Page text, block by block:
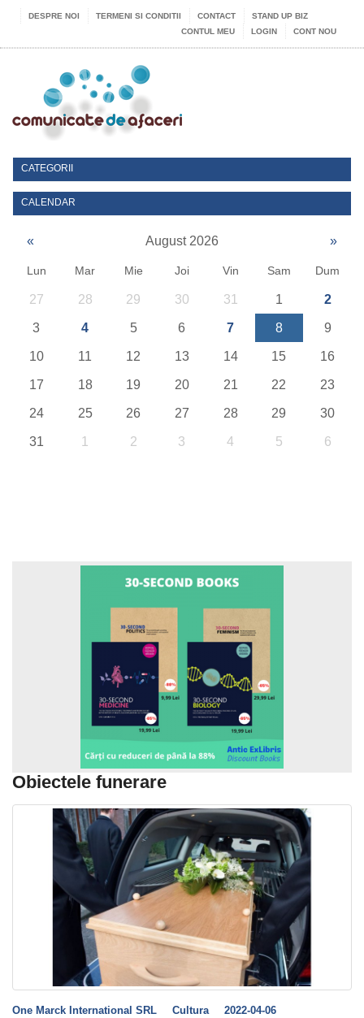
DESPRE NOI TERMENI SI CONDITII CONTACT
STAND UP BIZ
CONTUL MEU
LOGIN CONT NOU
CATEGORII
CALENDAR
« August 2026 »
Lun Mar Mie Joi Vin Sam Dum
27 28 29 30 31 1 2
3 4 5 6 7 8 9
10 11 12 13 14 15 16
17 18 19 20 21 22 23
24 25 26 27 28 29 30
31 1 2 3 4 5 6
Obiectele funerare
One Marck International SRL Cultura 2022-04-06